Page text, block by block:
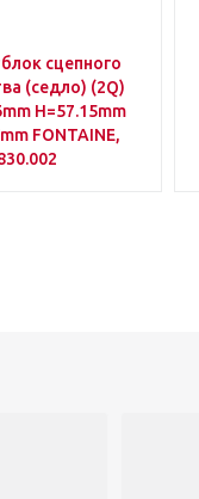
сцепного
(седло) (2Q)
H=57.15mm
FONTAINE,